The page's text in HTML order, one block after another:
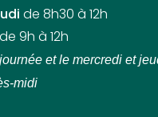
de 8h30 à 12h
de 9h à 12h
et le mercredi et
midi